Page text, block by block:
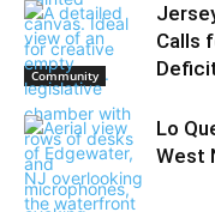
Community
Calls
Lo
West